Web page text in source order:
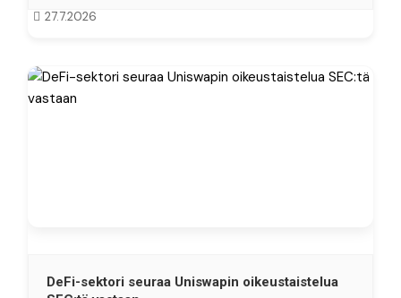
27.7.2026
DeFi-sektori seuraa Uniswapin oikeustaistelua